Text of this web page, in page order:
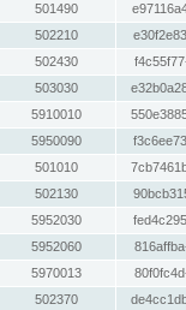
501490
502210
502430
503030
5910010
5950090
501010
502130
5952030
5952060
5970013
502370